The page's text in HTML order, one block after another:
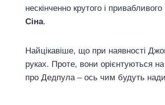
нескінченно крутого і
Сіна.
Найцікавіше, що при наявності
руках. Проте, вони орієнтуються
про Дедпула – ось чим будуть